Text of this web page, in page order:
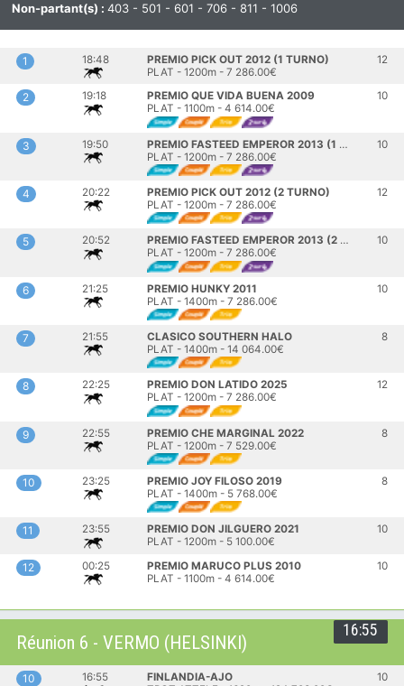
Non-partant(s) : 403 - 501 - 601 - 706 - 811 - 1006
1 18:48
PREMIO PICK OUT 2012 (1 TURNO)
PLAT - 1200m - 7 286.00€
12
2 19:18
PREMIO QUE VIDA BUENA 2009
PLAT - 1100m - 4 614.00€
10
3 19:50
PREMIO FASTEED EMPEROR 2013 (1 TURNO)
PLAT - 1200m - 7 286.00€
10
4 20:22
PREMIO PICK OUT 2012 (2 TURNO)
PLAT - 1200m - 7 286.00€
12
5 20:52
PREMIO FASTEED EMPEROR 2013 (2 TURNO)
PLAT - 1200m - 7 286.00€
10
6 21:25
PREMIO HUNKY 2011
PLAT - 1400m - 7 286.00€
10
7 21:55
CLASICO SOUTHERN HALO
PLAT - 1400m - 14 064.00€
8
8 22:25
PREMIO DON LATIDO 2025
PLAT - 1200m - 7 286.00€
12
9 22:55
PREMIO CHE MARGINAL 2022
PLAT - 1200m - 7 529.00€
8
10 23:25
PREMIO JOY FILOSO 2019
PLAT - 1400m - 5 768.00€
8
11 23:55
PREMIO DON JILGUERO 2021
PLAT - 1200m - 5 100.00€
10
12 00:25
PREMIO MARUCO PLUS 2010
PLAT - 1100m - 4 614.00€
10
16:55
Réunion 6 - VERMO (HELSINKI)
10 16:55
FINLANDIA-AJO
10